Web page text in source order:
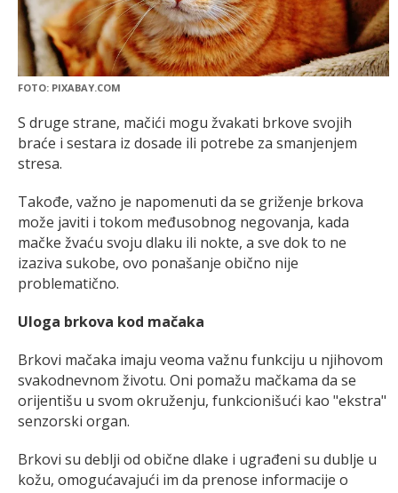
FOTO: PIXABAY.COM
S druge strane, mačići mogu žvakati brkove svojih
braće i sestara iz dosade ili potrebe za smanjenjem
stresa.
Takođe, važno je napomenuti da se griženje brkova
može javiti i tokom međusobnog negovanja, kada
mačke žvaću svoju dlaku ili nokte, a sve dok to ne
izaziva sukobe, ovo ponašanje obično nije
problematično.
Uloga brkova kod mačaka
Brkovi mačaka imaju veoma važnu funkciju u njihovom
svakodnevnom životu. Oni pomažu mačkama da se
orijentišu u svom okruženju, funkcionišući kao "ekstra"
senzorski organ.
Brkovi su deblji od obične dlake i ugrađeni su dublje u
kožu, omogućavajući im da prenose informacije o